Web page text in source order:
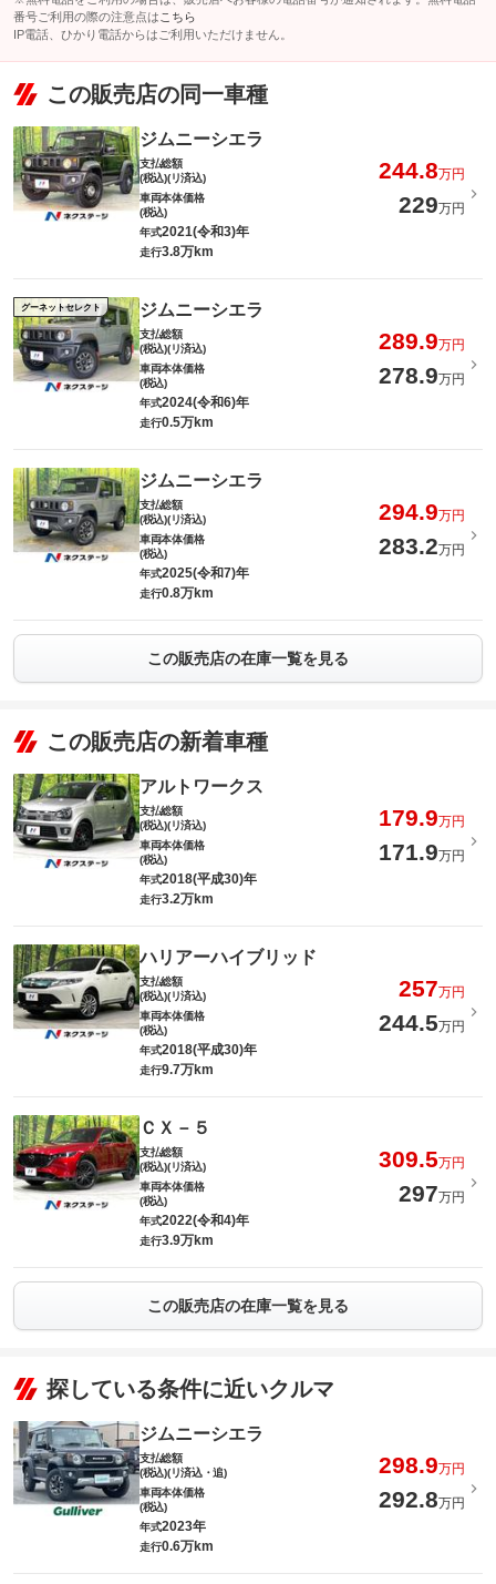
番号ご利用の際の注意点は こちら
IP電話、ひかり電話からはご利用いただけません。
この販売店の同一車種
ジムニーシエラ
支払総額
(税込)(リ済込)
244.8万円
車両本体価格
(税込)
229万円
年式2021(令和3)年
走行3.8万km
グーネットセレクト ジムニーシエラ
支払総額
(税込)(リ済込)
289.9万円
車両本体価格
(税込)
278.9万円
年式2024(令和6)年
走行0.5万km
ジムニーシエラ
支払総額
(税込)(リ済込)
294.9万円
車両本体価格
(税込)
283.2万円
年式2025(令和7)年
走行0.8万km
この販売店の在庫一覧を見る
この販売店の新着車種
アルトワークス
支払総額
(税込)(リ済込)
179.9万円
車両本体価格
(税込)
171.9万円
年式2018(平成30)年
走行3.2万km
ハリアーハイブリッド
支払総額
(税込)(リ済込)
257万円
車両本体価格
(税込)
244.5万円
年式2018(平成30)年
走行9.7万km
ＣＸ－５
支払総額
(税込)(リ済込)
309.5万円
車両本体価格
(税込)
297万円
年式2022(令和4)年
走行3.9万km
この販売店の在庫一覧を見る
探している条件に近いクルマ
ジムニーシエラ
支払総額
(税込)(リ済込・追)
298.9万円
車両本体価格
(税込)
292.8万円
年式2023年
走行0.6万km